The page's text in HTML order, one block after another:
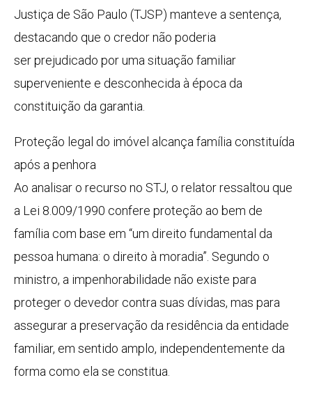
Justiça de São Paulo (TJSP) manteve a sentença,
destacando que o credor não poderia
serprejudicado por uma situação familiar
superveniente e desconhecida à época da
constituição da garantia.
Proteção legal do imóvel alcança família constituída
após a penhora
Ao analisar o recurso no STJ, o relator ressaltou que
a Lei 8.009/1990 confere proteção ao bem de
família com base em “um direito fundamental da
pessoa humana: o direito à moradia”. Segundo o
ministro, a impenhorabilidade não existe para
proteger o devedor contra suas dívidas, mas para
assegurar a preservação da residência da entidade
familiar, em sentido amplo, independentemente da
forma como ela se constitua.